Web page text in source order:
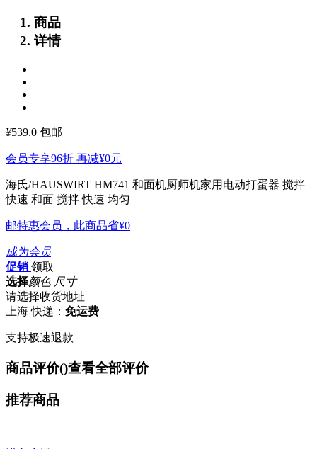
商品
详情
¥539.0 包邮
会员专享96折 再减¥0元
海氏/HAUSWIRT HM741 和面机厨师机家用电动打蛋器 搅拌
快速 和面 搅拌 快速 均匀
邮特惠会员，此商品省¥0
成为会员
促销 领取
选择颜色 尺寸
请选择收货地址
上海|快递： 免运费
支持极速退款
商品评价()查看全部评价
推荐商品